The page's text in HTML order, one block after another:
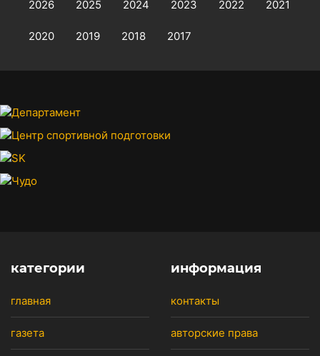
2026 2025 2024 2023 2022 2021
2020 2019 2018 2017
категории
главная
газета
информация
контакты
авторские права